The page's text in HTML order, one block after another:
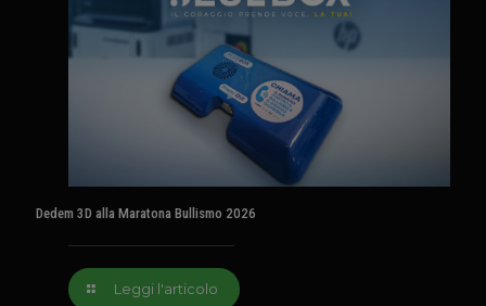
Dedem 3D alla Maratona Bullismo 2026
Leggi l'articolo